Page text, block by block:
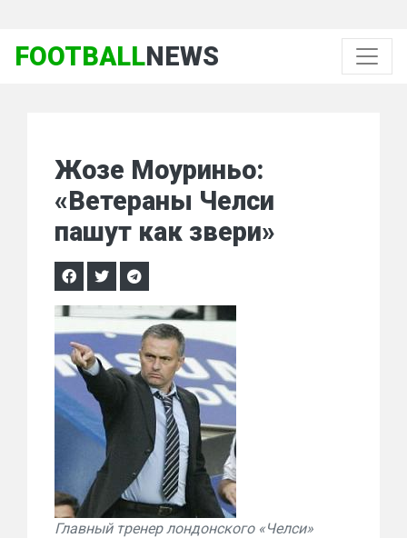
FOOTBALLNEWS
Жозе Моуриньо:
«Ветераны Челси
пашут как звери»
Главный тренер лондонского «Челси»